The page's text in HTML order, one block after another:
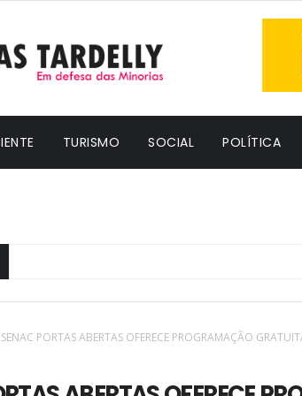
TURISMO SOCIAL POLÍTICA
SENAC PORTAS ABERTAS OFERECE PROGRAMAÇÃO